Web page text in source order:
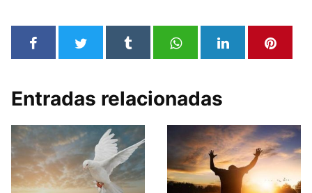
Entradas relacionadas